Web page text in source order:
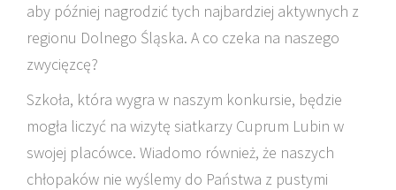
aby później nagrodzić tych najbardziej aktywnych z
regionu Dolnego Śląska. A co czeka na naszego
zwycięzcę?
Szkoła, która wygra w naszym konkursie, będzie
mogła liczyć na wizytę siatkarzy Cuprum Lubin w
swojej placówce. Wiadomo również, że naszych
chłopaków nie wyślemy do Państwa z pustymi